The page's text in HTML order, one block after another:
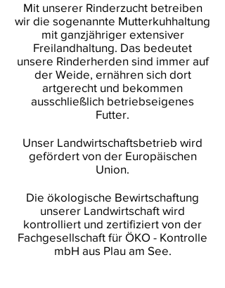
Mit unserer Rinderzucht betreiben
wir die sogenannte Mutterkuhhaltung
mit ganzjähriger extensiver
Freilandhaltung. Das bedeutet
unsere Rinderherden sind immer auf
der Weide, ernähren sich dort
artgerecht und bekommen
ausschließlich betriebseigenes
Futter.
Unser Landwirtschaftsbetrieb wird
gefördert von der Europäischen
Union.
Die ökologische Bewirtschaftung
unserer Landwirtschaft wird
kontrolliert und zertifiziert von der
Fachgesellschaft für ÖKO - Kontrolle
mbH aus Plau am See.